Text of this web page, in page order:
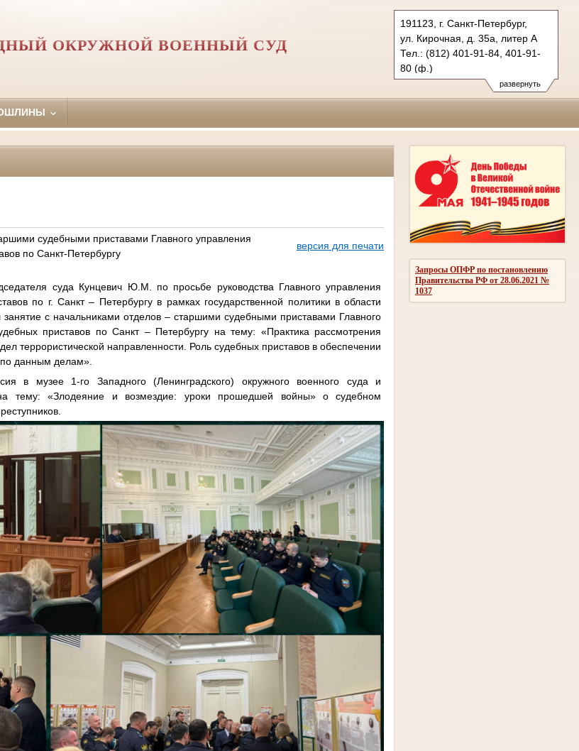
развернуть
191123, г. Санкт-Петербург,
ул. Кирочная, д. 35а, литер А
Тел.: (812) 401-91-84, 401-91-
80 (ф.)
1zovs.spb@sudrf.ru
ОКРУЖНОЙ ВОЕННЫЙ СУД
Запросы ОПФР по постановлению
Правительства РФ от 28.06.2021 №
1037
судебными приставами Главного управления
по Санкт-Петербургу
версия для печати
суда Кунцевич Ю.М. по просьбе руководства Главного управления
по г. Санкт – Петербургу в рамках государственной политики в области
занятие с начальниками отделов – старшими судебными приставами Главного
приставов по Санкт – Петербургу на тему: «Практика рассмотрения
террористической направленности. Роль судебных приставов в обеспечении
данным делам».
в музее 1-го Западного (Ленинградского) окружного военного суда и
на тему: «Злодеяние и возмездие: уроки прошедшей войны» о судебном